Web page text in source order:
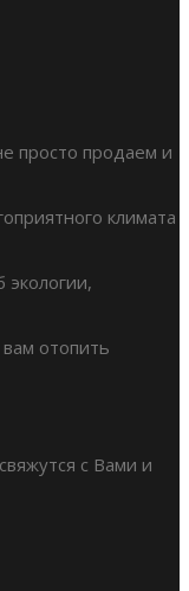
просто продаем и
климата
отопить
с Вами и